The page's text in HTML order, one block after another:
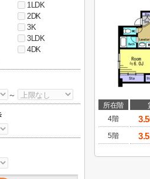
所在階
4階
5階
1LDK
2DK
3K
3LDK
4DK
～